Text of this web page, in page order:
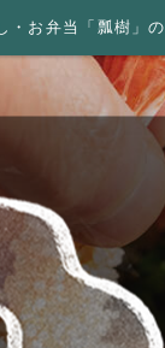
・お弁当「瓢樹」